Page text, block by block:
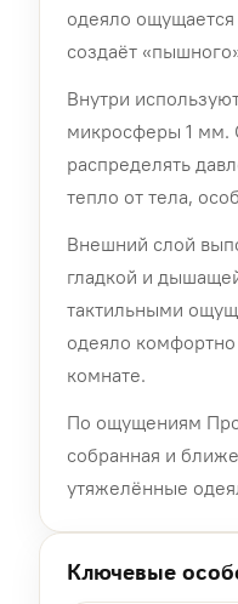
одеяло
создаёт
Внутри
микросферы 1 мм.
распределять
тепло от тела,
Внешний слой
гладкой и
тактильными
одеяло
комнате.
По ощущениям
собранная и
утяжелённые
Ключевые